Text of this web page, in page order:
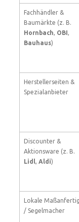
Fachhändler &
Baumärkte (z. B.
Hornbach, OBI,
Bauhaus)
Herstellerseiten &
Spezialanbieter
Discounter &
Aktionsware (z. B.
Lidl, Aldi)
Lokale
/ Segelmacher